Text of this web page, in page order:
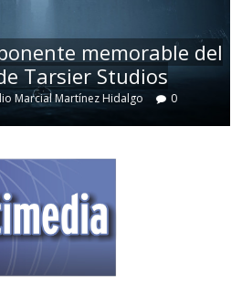
memorable del
Tarsier Studios
Marcial Martínez Hidalgo 0